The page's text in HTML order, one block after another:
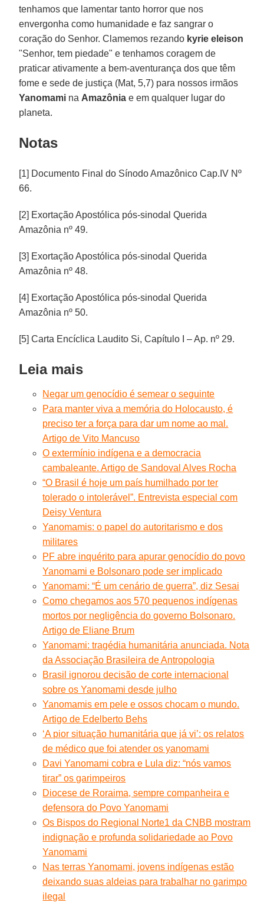
tenhamos que lamentar tanto horror que nos
envergonha como humanidade e faz sangrar o
coração do Senhor. Clamemos rezando kyrie eleison
"Senhor, tem piedade" e tenhamos coragem de
praticar ativamente a bem-aventurança dos que têm
fome e sede de justiça (Mat, 5,7) para nossos irmãos
Yanomami na Amazônia e em qualquer lugar do
planeta.
Notas
[1] Documento Final do Sínodo Amazônico Cap.IV Nº
66.
[2] Exortação Apostólica pós-sinodal Querida
Amazônia nº 49.
[3] Exortação Apostólica pós-sinodal Querida
Amazônia nº 48.
[4] Exortação Apostólica pós-sinodal Querida
Amazônia nº 50.
[5] Carta Encíclica Laudito Si, Capítulo I – Ap. nº 29.
Leia mais
Negar um genocídio é semear o seguinte
Para manter viva a memória do Holocausto, é
preciso ter a força para dar um nome ao mal.
Artigo de Vito Mancuso
O extermínio indígena e a democracia
cambaleante. Artigo de Sandoval Alves Rocha
“O Brasil é hoje um país humilhado por ter
tolerado o intolerável”. Entrevista especial com
Deisy Ventura
Yanomamis: o papel do autoritarismo e dos
militares
PF abre inquérito para apurar genocídio do povo
Yanomami e Bolsonaro pode ser implicado
Yanomami: “É um cenário de guerra”, diz Sesai
Como chegamos aos 570 pequenos indígenas
mortos por negligência do governo Bolsonaro.
Artigo de Eliane Brum
Yanomami: tragédia humanitária anunciada. Nota
da Associação Brasileira de Antropologia
Brasil ignorou decisão de corte internacional
sobre os Yanomami desde julho
Yanomamis em pele e ossos chocam o mundo.
Artigo de Edelberto Behs
‘A pior situação humanitária que já vi’: os relatos
de médico que foi atender os yanomami
Davi Yanomami cobra e Lula diz: “nós vamos
tirar” os garimpeiros
Diocese de Roraima, sempre companheira e
defensora do Povo Yanomami
Os Bispos do Regional Norte1 da CNBB mostram
indignação e profunda solidariedade ao Povo
Yanomami
Nas terras Yanomami, jovens indígenas estão
deixando suas aldeias para trabalhar no garimpo
ilegal